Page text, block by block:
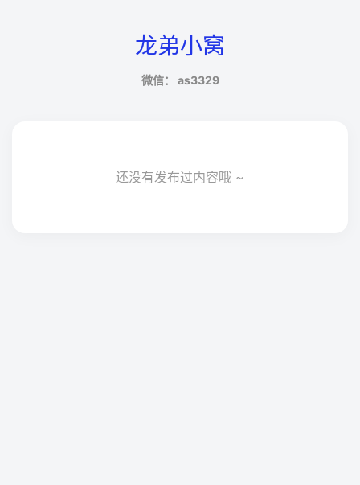
龙弟小窝
微信： as3329
还没有发布过内容哦 ~